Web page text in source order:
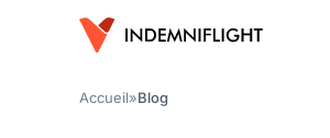
Accueil»Blog